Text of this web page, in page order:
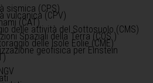
sismica (CPS)
vulcanica (CPV)
(CAT)
delle attività del Sottosuolo (CMS)
Spaziali della Terra (COS )
delle Isole Eolie (CME)
geofisica per Einstein